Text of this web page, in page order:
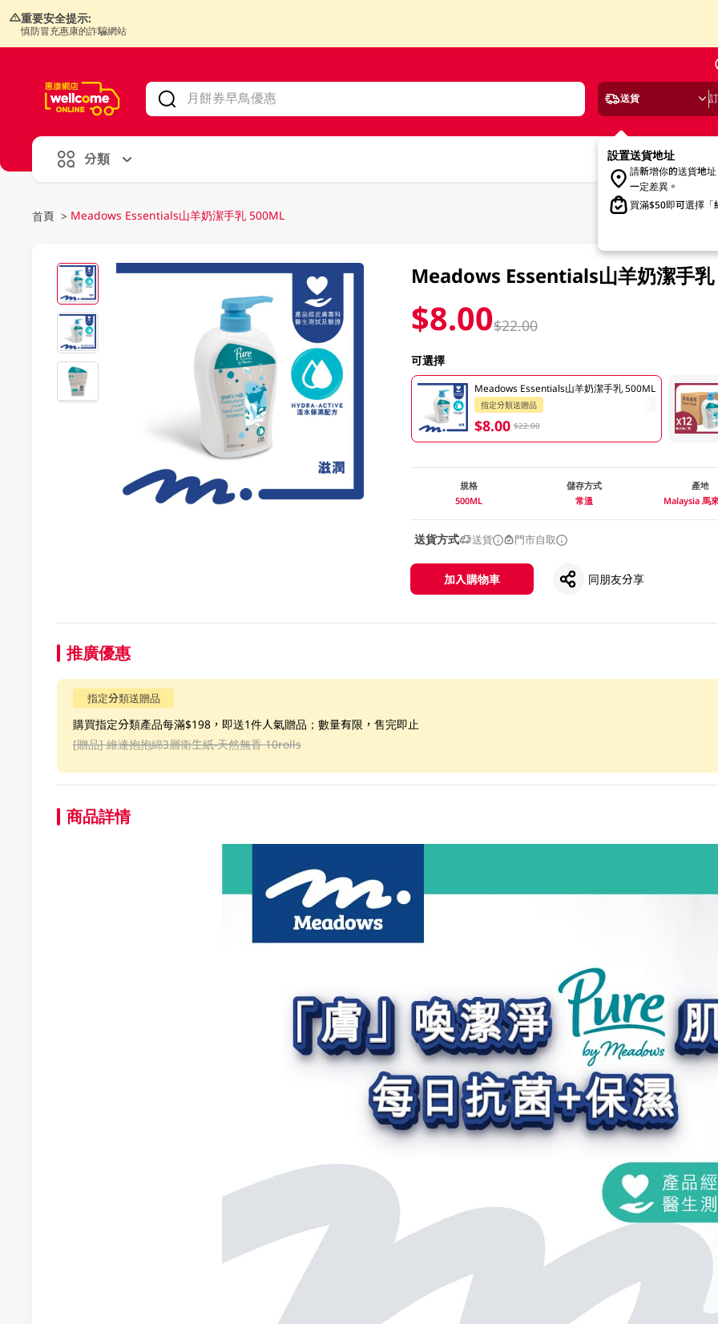
重要安全提示:
慎防冒充惠康的詐騙網站
送貨
設置送貨地址
請新增你的送貨地
一定差異。
買滿$50即可選擇「
分類
首頁 > Meadows Essentials山羊奶潔手乳 500ML
Meadows Essentials山羊奶潔手
$8.00$22.00
可選擇
Meadows Essentials山羊奶潔手乳 500ML
指定分類送贈品
$8.00 $22.00
規格
500ML
儲存方式
常溫
產地
Malaysia 馬
送貨方式 送貨 門市自取
加入購物車 同朋友分享
推廣優惠
指定分類送贈品
購買指定分類產品每滿$198，即送1件人氣贈品；數量有限，售完即止
[贈品] 維達抱抱綿3層衛生紙-天然無香 10rolls
商品詳情